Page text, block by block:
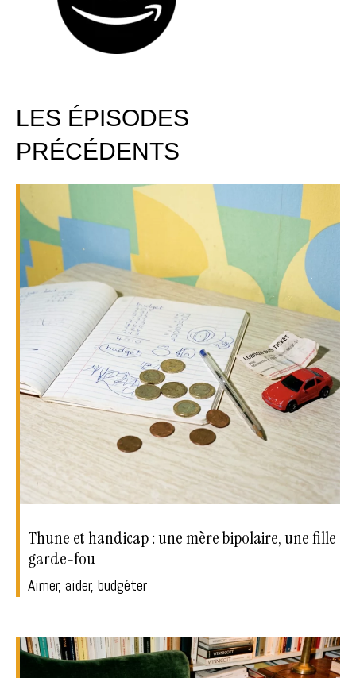
LES ÉPISODES
PRÉCÉDENTS
Thune et handicap : une mère bipolaire, une fille
garde-fou
Aimer, aider, budgéter